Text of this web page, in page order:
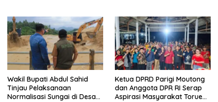
Wakil Bupati Abdul Sahid
Tinjau Pelaksanaan
Normalisasi Sungai di Desa
Ketua DPRD Parigi Moutong
dan Anggota DPR RI Serap
Aspirasi Masyarakat Torue